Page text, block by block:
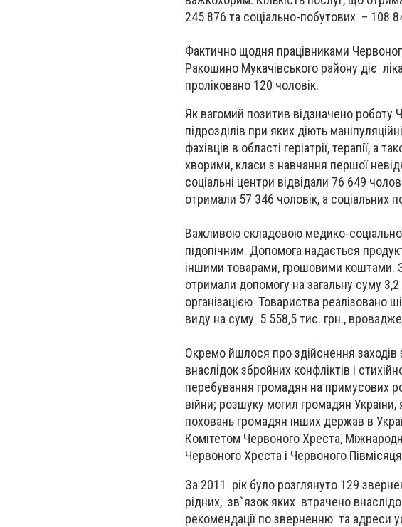
245 876 та соціально-побутових – 108
Фактично щодня працівниками
Ракошино Мукачівського району діє
проліковано 120 чоловік.
Як вагомий позитив відзначено
підрозділів при яких діють
фахівців в області геріатрії, терапії, а
хворими, класи з навчання першої
соціальні центри відвідали 76 649
отримали 57 346 чоловік, а соціальних
Важливою складовою медико-
підопічним. Допомога надається
іншими товарами, грошовими коштами.
отримали допомогу на загальну суму
організацією Товариства реалізовано
виду на суму 5 558,5 тис. грн.,
Окремо йшлося про здійснення заходів
внаслідок збройних конфліктів і
перебування громадян на примусових
війни; розшуку могил громадян України,
поховань громадян інших держав в
Комітетом Червоного Хреста,
Червоного Хреста і Червоного
За 2011 рік було розглянуто 129
рідних, зв`язок яких втрачено
рекомендації по зверненню та адреси